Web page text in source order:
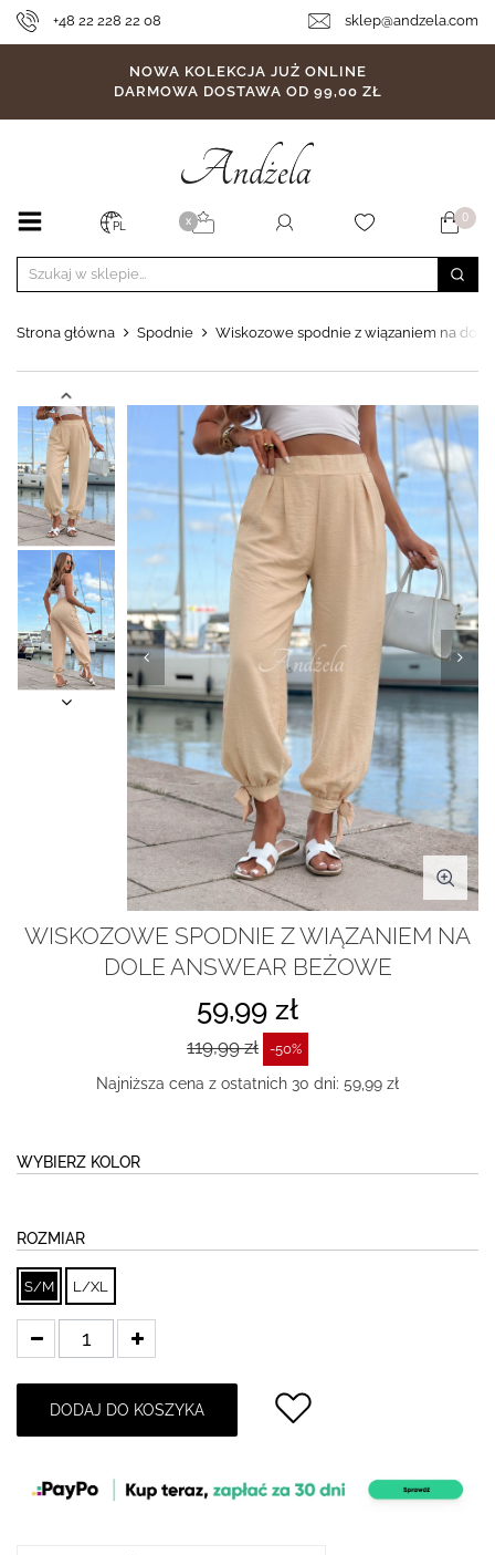
+48 22 228 22 08 sklep@andzela.com
NOWA KOLEKCJA JUŻ ONLINE
DARMOWA DOSTAWA OD 99,00 ZŁ
PL X 0
Strona główna Spodnie Wiskozowe spodnie z wiązaniem na
WISKOZOWE SPODNIE Z WIĄZANIEM NA
DOLE ANSWEAR BEŻOWE
59,99 zł
119,99 zł -50%
Najniższa cena z ostatnich 30 dni: 59,99 zł
WYBIERZ KOLOR
ROZMIAR
S/M L/XL
DODAJ DO KOSZYKA